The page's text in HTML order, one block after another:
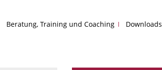
Beratung, Training und Coaching Downloads